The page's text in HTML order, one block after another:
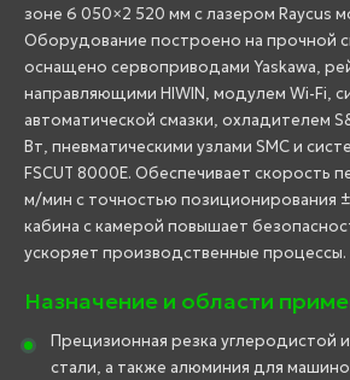
зоне 6 050×2 520 мм с лазером Raycus
Оборудование построено на прочной
оснащено сервоприводами Yaskawa,
направляющими HIWIN, модулем Wi-Fi,
автоматической смазки, охладителем
Вт, пневматическими узлами SMC и
FSCUT 8000E. Обеспечивает скорость
м/мин с точностью позиционирования
кабина с камерой повышает
ускоряет производственные процессы.
Назначение и области
Прецизионная резка углеродистой
стали, а также алюминия для